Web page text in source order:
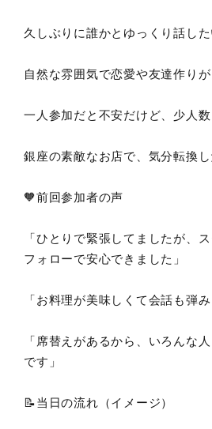
久しぶりに誰かとゆっくり話した
自然な雰囲気で恋愛や友達作り
一人参加だと不安だけど、少人
銀座の素敵なお店で、気分転換し
🧡前回参加者の声
「ひとりで緊張してましたが、
フォローで安心できました」
「お料理が美味しくて会話も弾み
「席替えがあるから、いろんな
です」
📝当日の流れ（イメージ）